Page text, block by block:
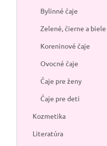
Bylinné čaje
Zelené, čierne a biele
Koreninové čaje
Ovocné čaje
Čaje pre ženy
Čaje pre deti
Kozmetika
Literatúra